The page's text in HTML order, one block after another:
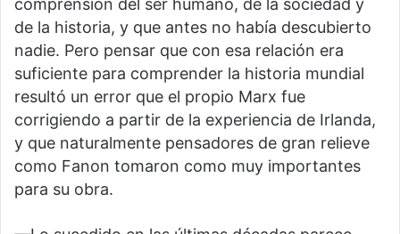
comprensión del ser humano, de la sociedad y
de la historia, y que antes no había descubierto
nadie. Pero pensar que con esa relación era
suficiente para comprender la historia mundial
resultó un error que el propio Marx fue
corrigiendo a partir de la experiencia de Irlanda,
y que naturalmente pensadores de gran relieve
como Fanon tomaron como muy importantes
para su obra.